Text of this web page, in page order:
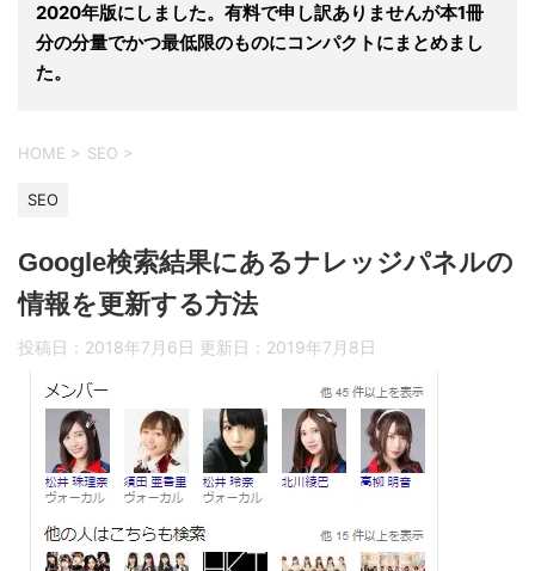
2020年版にしました。有料で申し訳ありませんが本1冊
分の分量でかつ最低限のものにコンパクトにまとめまし
た。
HOME > SEO >
SEO
Google検索結果にあるナレッジパネルの
情報を更新する方法
投稿日：2018年7月6日 更新日： 2019年7月8日